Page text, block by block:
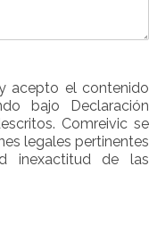
acepto el contenido
bajo Declaración
Comreivic se
legales pertinentes
inexactitud de las